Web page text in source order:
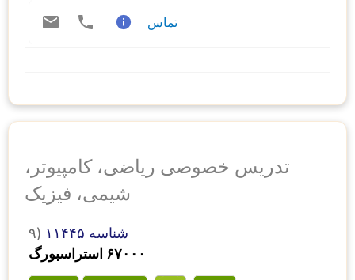
تماس
تدریس خصوصی ریاضی، کامپیوتر،
شیمی، فیزیک
۹)
شناسه ۱۱۴۴۵
۶۷۰۰۰ استراسبورگ